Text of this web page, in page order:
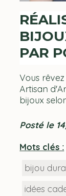
PAR
Vous
Artisan
bijoux
Posté le
Mots clés :
bijou
idées